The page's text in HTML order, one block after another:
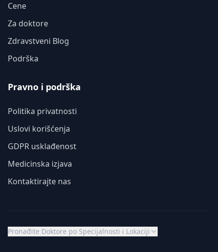
Cene
Za doktore
Zdravstveni Blog
Podrška
Pravno i podrška
Politika privatnosti
Uslovi korišćenja
GDPR usklađenost
Medicinska izjava
Kontaktirajte nas
Pronađite Doktore po Specijalnosti i Lokaciji